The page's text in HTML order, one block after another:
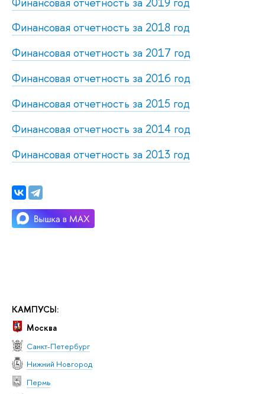
КАМПУСЫ:
Москва
Санкт-Петербург
Нижний Новгород
Пермь
Финансовая отчетность за 2018 год
Финансовая отчетность за 2017 год
Финансовая отчетность за 2016 год
Финансовая отчетность за 2015 год
Финансовая отчетность за 2014 год
Финансовая отчетность за 2013 год